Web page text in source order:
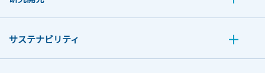
サステナビリティ